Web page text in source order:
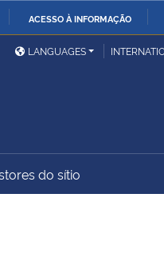
ACESSO À INFORMAÇÃO
das Relações
Geral da
LANGUAGES
do sítio